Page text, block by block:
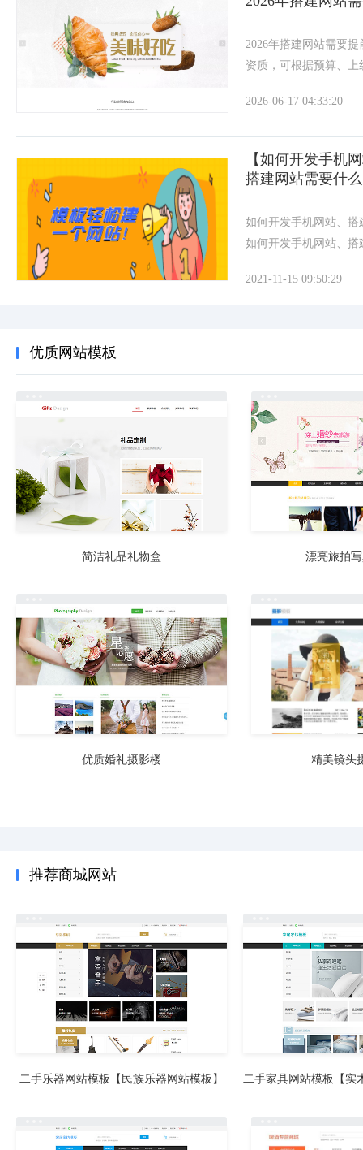
2026年搭建网站需要
资质，可根据预算、上
全，占比逐年提升，
2026-06-17 04:33:20
【如何开发手机
搭建网站需要什
如何开发手机网站、
如何开发手机网站、
信”网站，提供建站+
2021-11-15 09:50:29
优质网站模板
简洁礼品礼物盒 漂亮旅拍
优质婚礼摄影楼 精美镜头
推荐商城网站
二手乐器网站模板【民族乐器网站模板】 二手家具网站模板【实